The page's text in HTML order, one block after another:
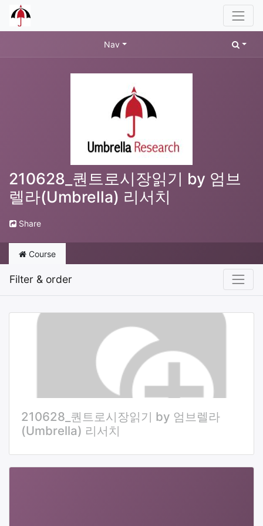
Nav
210628_퀀트로시장읽기 by 엄브
렐라(Umbrella) 리서치
Share
Course
Filter & order
210628_퀀트로시장읽기 by 엄브렐라
(Umbrella) 리서치